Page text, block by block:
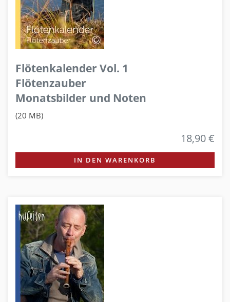
Flötenkalender Vol. 1
Flötenzauber
Monatsbilder und Noten
(20 MB)
18,90 €
IN DEN WARENKORB